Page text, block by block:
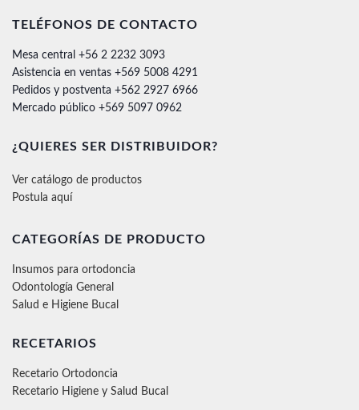
TELÉFONOS DE CONTACTO
Mesa central +56 2 2232 3093
Asistencia en ventas +569 5008 4291
Pedidos y postventa +562 2927 6966
Mercado público +569 5097 0962
¿QUIERES SER DISTRIBUIDOR?
Ver catálogo de productos
Postula aquí
CATEGORÍAS DE PRODUCTO
Insumos para ortodoncia
Odontología General
Salud e Higiene Bucal
RECETARIOS
Recetario Ortodoncia
Recetario Higiene y Salud Bucal